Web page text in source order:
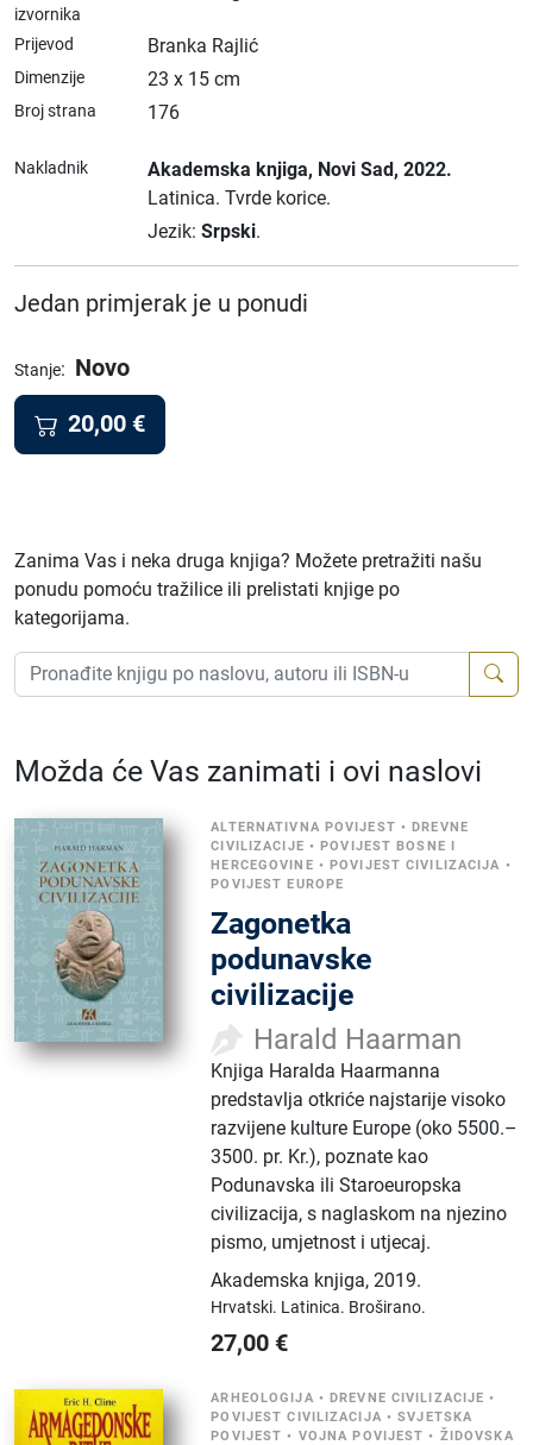
izvornika
Prijevod Branka Rajlić
Dimenzije 23 x 15 cm
Broj strana 176
Nakladnik Akademska knjiga, Novi Sad, 2022.
Latinica. Tvrde korice.
Jezik: Srpski.
Jedan primjerak je u ponudi
Stanje: Novo
20,00 €
Zanima Vas i neka druga knjiga? Možete pretražiti našu
ponudu pomoću tražilice ili prelistati knjige po
kategorijama.
Možda će Vas zanimati i ovi naslovi
ALTERNATIVNA POVIJEST •DREVNE
CIVILIZACIJE •POVIJEST BOSNE I
HERCEGOVINE •POVIJEST CIVILIZACIJA •
POVIJEST EUROPE
Zagonetka
podunavske
civilizacije
Harald Haarman
Knjiga Haralda Haarmanna
predstavlja otkriće najstarije visoko
razvijene kulture Europe (oko 5500.–
3500. pr. Kr.), poznate kao
Podunavska ili Staroeuropska
civilizacija, s naglaskom na njezino
pismo, umjetnost i utjecaj.
Akademska knjiga,2019.
Hrvatski. Latinica. Broširano.
27,00 €
ARHEOLOGIJA •DREVNE CIVILIZACIJE •
POVIJEST CIVILIZACIJA •SVJETSKA
POVIJEST • VOJNA POVIJEST • ŽIDOVSKA